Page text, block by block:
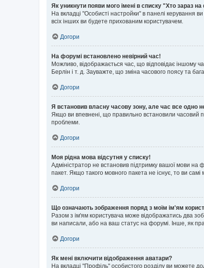
Як уникнути появи мого імені в списку "Хто зараз
На вкладці "Особисті настройки" в панелі керування
всіх інших ви будете прихованим користувачем.
Догори
На форумі встановлено невірний час!
Можливо, відображається час, що відповідає іншому
Берлін і т. д. Зауважте, що зміна часового поясу та
Догори
Я встановив власну часову зону, але час все одно
Якщо ви впевнені, що правильно встановили часовий
проблеми.
Догори
Моя рідна мова відсутня у списку!
Адміністратор не встановив підтримку вашої мови
пакет. Якщо такого мовного пакета не існує, то ви
Догори
Що означають зображення поряд з моїм ім'ям
Разом з ім'ям користувача може відображатись два
ви написали, або на ваш статус на форумі. Інше, як
Догори
Як мені включити відображення аватари?
На вкладці "Профіль" особистого розділу ви можете